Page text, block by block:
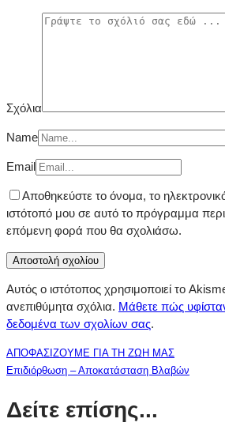
Σχόλια
Name
Email
Αποθηκεύστε το όνομα, το
ιστότοπό μου σε αυτό το πρόγραμμα
επόμενη φορά που θα σχολιάσω.
Αυτός ο ιστότοπος χρησιμοποιεί το
ανεπιθύμητα σχόλια. Μάθετε πώς
δεδομένα των σχολίων σας.
ΑΠΟΦΑΣΙΖΟΥΜΕ ΓΙΑ ΤΗ ΖΩΗ ΜΑΣ
Επιδιόρθωση – Αποκατάσταση Βλαβών
Δείτε επίσης...